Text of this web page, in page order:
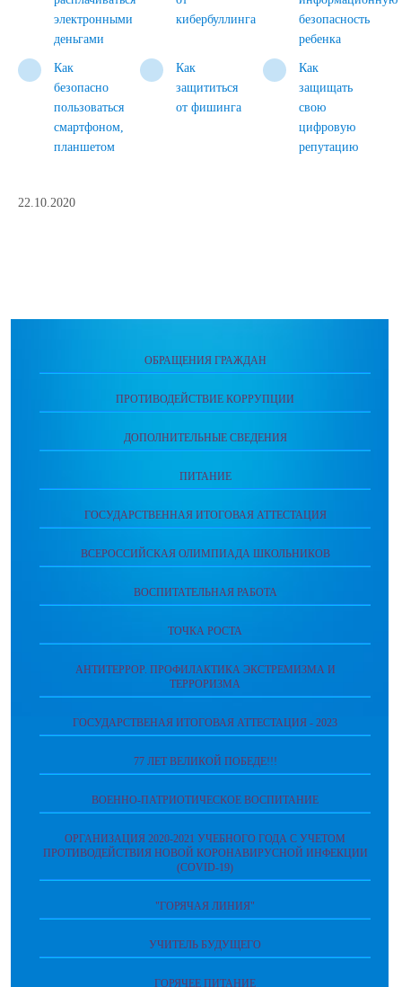
электронными
деньгами
кибербуллинга
безопасность
ребенка
Как
безопасно
пользоваться
смартфоном,
планшетом
Как
защититься
от фишинга
Как
защищать
свою
цифровую
репутацию
22.10.2020
ОБРАЩЕНИЯ ГРАЖДАН
ПРОТИВОДЕЙСТВИЕ КОРРУПЦИИ
ДОПОЛНИТЕЛЬНЫЕ СВЕДЕНИЯ
ПИТАНИЕ
ГОСУДАРСТВЕННАЯ ИТОГОВАЯ АТТЕСТАЦИЯ
ВСЕРОССИЙСКАЯ ОЛИМПИАДА ШКОЛЬНИКОВ
ВОСПИТАТЕЛЬНАЯ РАБОТА
ТОЧКА РОСТА
АНТИТЕРРОР. ПРОФИЛАКТИКА ЭКСТРЕМИЗМА И
ТЕРРОРИЗМА
ГОСУДАРСТВЕНАЯ ИТОГОВАЯ АТТЕСТАЦИЯ - 2023
77 ЛЕТ ВЕЛИКОЙ ПОБЕДЕ!!!
ВОЕННО-ПАТРИОТИЧЕСКОЕ ВОСПИТАНИЕ
ОРГАНИЗАЦИЯ 2020-2021 УЧЕБНОГО ГОДА С УЧЕТОМ
ПРОТИВОДЕЙСТВИЯ НОВОЙ КОРОНАВИРУСНОЙ ИНФЕКЦИИ
(COVID-19)
"ГОРЯЧАЯ ЛИНИЯ"
УЧИТЕЛЬ БУДУЩЕГО
ГОРЯЧЕЕ ПИТАНИЕ